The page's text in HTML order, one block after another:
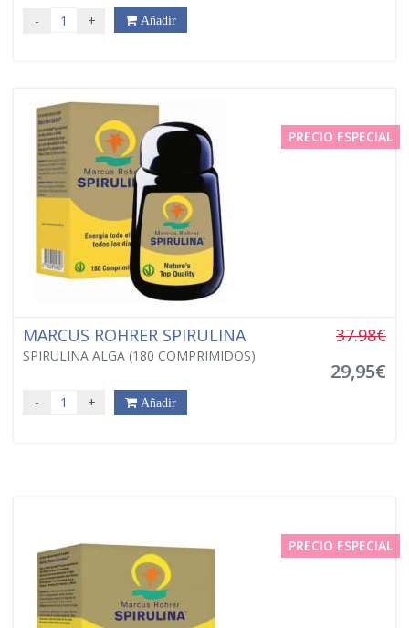
- + Añadir
PRECIO ESPECIAL
MARCUS ROHRER SPIRULINA
SPIRULINA ALGA (180 COMPRIMIDOS)
37.98€
29,95€
- + Añadir
PRECIO ESPECIAL